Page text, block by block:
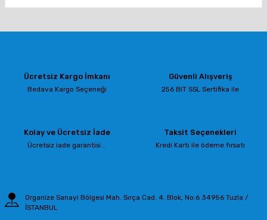
Yorum Yaz
Ürün resmi kalitesiz, bozuk veya görüntülenemiyor.
Ürün fiyatı diğer sitelerden daha pahalı.
Ücretsiz Kargo İmkanı
Bedava Kargo Seçeneği
Güvenli Alışveriş
256 BIT SSL Sertifika ile
Kolay ve Ücretsiz İade
Ücretsiz iade garantisi...
Taksit Seçenekleri
Kredi Kartı ile ödeme fırsatı
Organize Sanayi Bölgesi Mah. Sırça Cad. 4. Blok, No:6 34956 Tuzla /
İSTANBUL